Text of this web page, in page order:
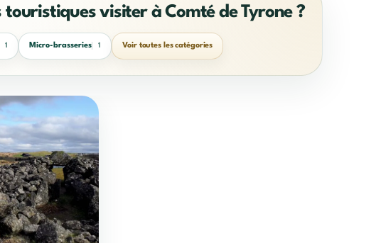
touristiques visiter à Comté de Tyrone ?
1 Micro-brasseries 1 Voir toutes les catégories